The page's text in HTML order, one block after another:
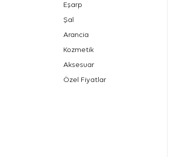
Eşarp
Şal
Arancia
Kozmetik
Aksesuar
Özel Fiyatlar